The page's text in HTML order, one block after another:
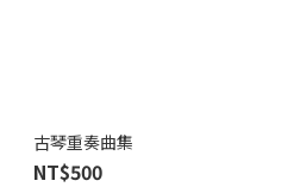
古琴重奏曲集
NT$500